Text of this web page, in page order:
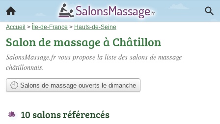
Accueil > Île-de-France > Hauts-de-Seine
Salon de massage à Châtillon
SalonsMassage.fr vous propose la liste des salons de massage
châtillonnais.
Salons de massage ouverts le dimanche
10 salons référencés